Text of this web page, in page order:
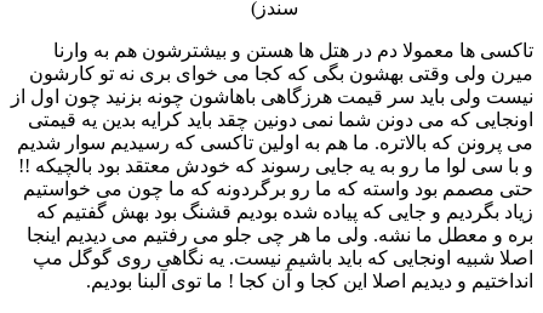
تاکسی ها معمولا دم در هتل ها هستن و بیشترشون هم به وارنا
میرن ولی وقتی بهشون بگی که کجا می خوای بری نه تو ‏کارشون
نیست ولی باید سر قیمت هرزگاهی باهاشون چونه بزنید چون اول از
اونجایی که می دونن شما نمی دونین چقد باید ‏کرایه بدین یه قیمتی
می پرونن که بالاتره. ما هم به اولین تاکسی که رسیدیم سوار شدیم
و با سی لوا ما رو به یه جایی رسوند ‏که خودش معتقد بود بالچیکه !!
حتی مصمم بود واسته که ما رو برگردونه که ما چون می خواستیم
زیاد بگردیم و جایی که ‏پیاده شده بودیم قشنگ بود بهش گفتیم که
بره و معطل ما نشه. ولی ما هر چی جلو می رفتیم می دیدیم اینجا
اصلا شبیه ‏اونجایی که باید باشیم نیست. یه نگاهی روی گوگل مپ
انداختیم و دیدیم اصلا این کجا و آن کجا ! ما توی آلبنا بودیم.‏ ‏